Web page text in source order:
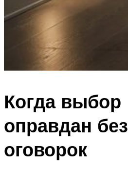
Когда выбор
оправдан без
оговорок